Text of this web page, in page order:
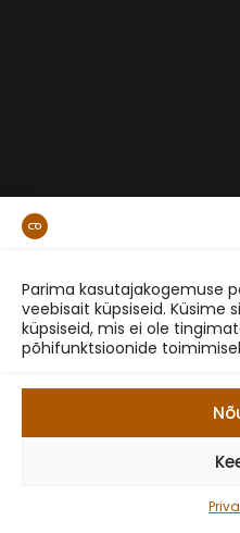
Parima kasutajakogemuse
veebisait küpsiseid. Küsime
küpsiseid, mis ei ole
põhifunktsioonide